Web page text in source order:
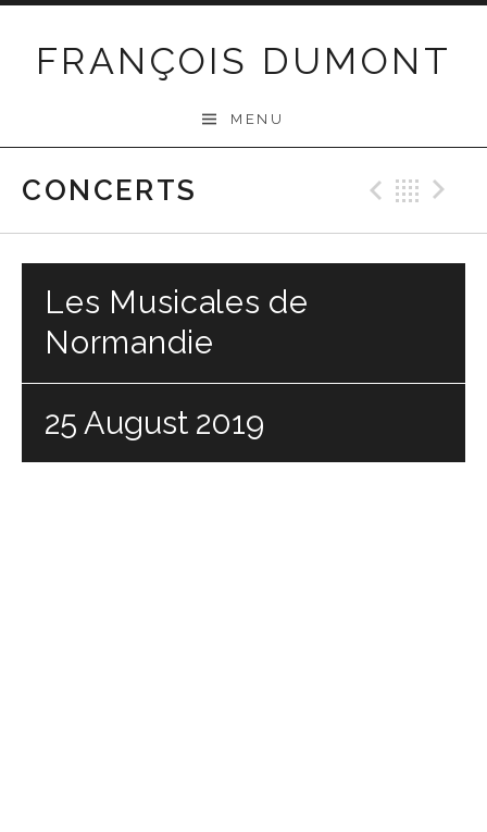
FRANÇOIS DUMONT
MENU
CONCERTS
Les Musicales de
Normandie
25 August 2019